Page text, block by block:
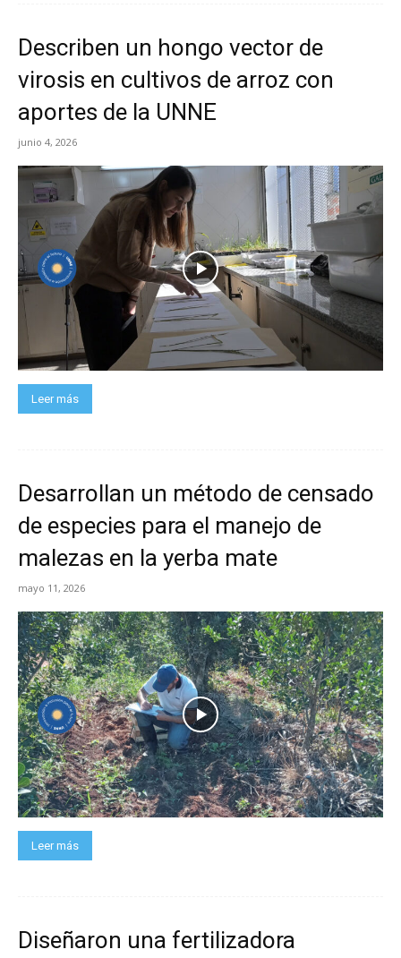
Describen un hongo vector de
virosis en cultivos de arroz con
aportes de la UNNE
junio 4, 2026
Leer más
Desarrollan un método de censado
de especies para el manejo de
malezas en la yerba mate
mayo 11, 2026
Leer más
Diseñaron una fertilizadora